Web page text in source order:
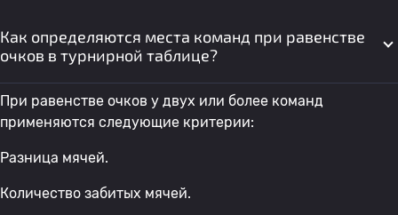
Как определяются места команд при равенстве
очков в турнирной таблице?
При равенстве очков у двух или более команд
применяются следующие критерии:
Разница мячей.
Количество забитых мячей.